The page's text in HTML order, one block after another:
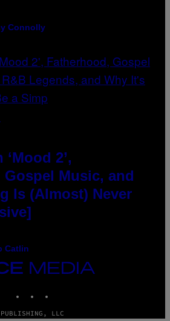
Connolly
2’,
Music, and
Is (Almost) Never
Catlin
LLC